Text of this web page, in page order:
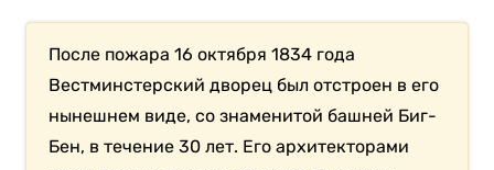
После пожара 16 октября 1834 года
Вестминстерский дворец был отстроен в его
нынешнем виде, со знаменитой башней Биг-
Бен, в течение 30 лет. Его архитекторами